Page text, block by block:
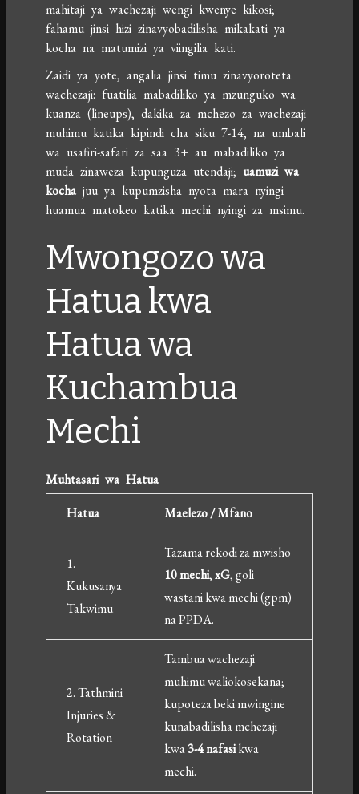
mahitaji ya wachezaji wengi kwenye kikosi;
fahamu jinsi hizi zinavyobadilisha mikakati ya
kocha na matumizi ya viingilia kati.
Zaidi ya yote, angalia jinsi timu zinavyoroteta
wachezaji: fuatilia mabadiliko ya mzunguko wa
kuanza (lineups), dakika za mchezo za wachezaji
muhimu katika kipindi cha siku 7-14, na umbali
wa usafiri-safari za saa 3+ au mabadiliko ya
muda zinaweza kupunguza utendaji; uamuzi wa
kocha juu ya kupumzisha nyota mara nyingi
huamua matokeo katika mechi nyingi za msimu.
Mwongozo wa
Hatua kwa
Hatua wa
Kuchambua
Mechi
Muhtasari wa Hatua
Hatua
Maelezo / Mfano
1.
Kukusanya
Takwimu
Tazama rekodi za mwisho
10 mechi,xG, goli
wastani kwa mechi (gpm)
na PPDA.
2. Tathmini
Injuries &
Rotation
Tambua wachezaji
muhimu waliokosekana;
kupoteza beki mwingine
kunabadilisha mchezaji
kwa3-4 nafasikwa
mechi.